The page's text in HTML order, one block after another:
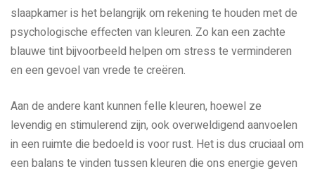
slaapkamer is het belangrijk om rekening te houden met de
psychologische effecten van kleuren. Zo kan een zachte
blauwe tint bijvoorbeeld helpen om stress te verminderen
en een gevoel van vrede te creëren.
Aan de andere kant kunnen felle kleuren, hoewel ze
levendig en stimulerend zijn, ook overweldigend aanvoelen
in een ruimte die bedoeld is voor rust. Het is dus cruciaal om
een balans te vinden tussen kleuren die ons energie geven